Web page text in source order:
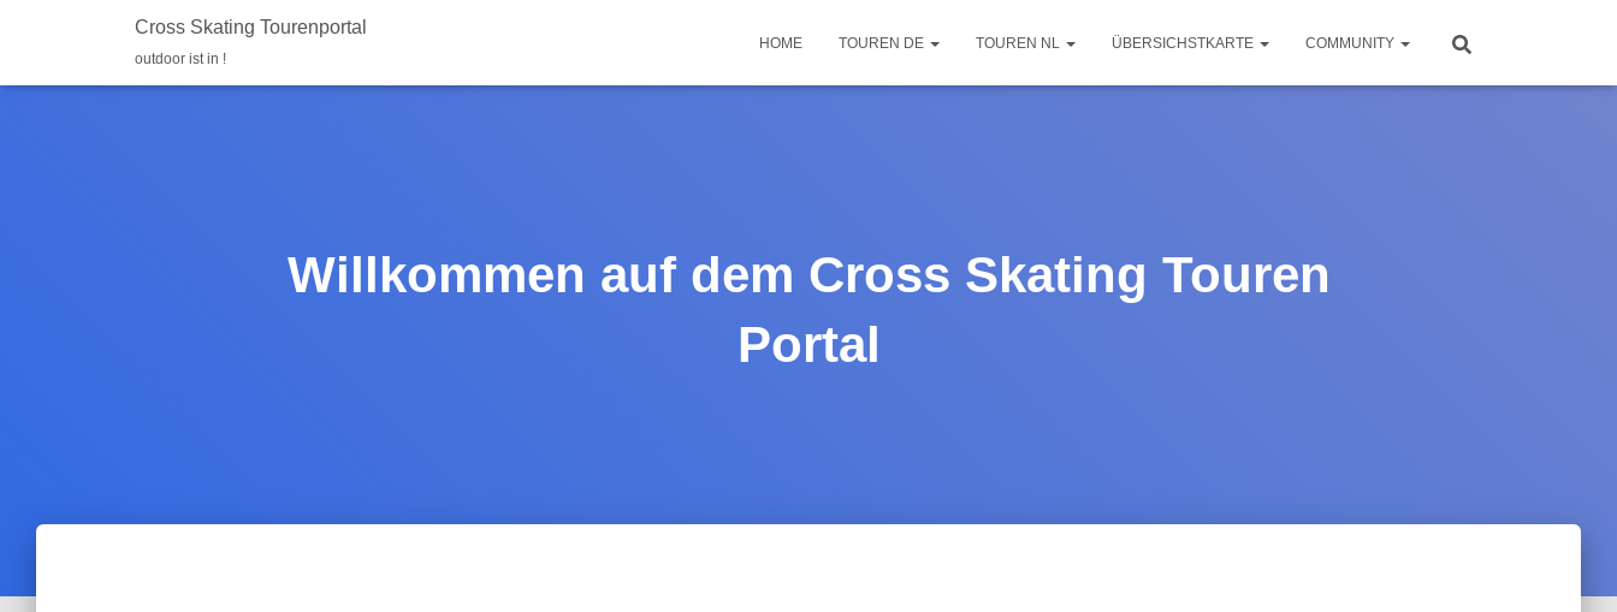
Cross Skating Tourenportal
outdoor ist in !
HOME TOUREN DE TOUREN NL ÜBERSICHSTKARTE COMMUNITY
Willkommen auf dem Cross Skating Touren
Portal